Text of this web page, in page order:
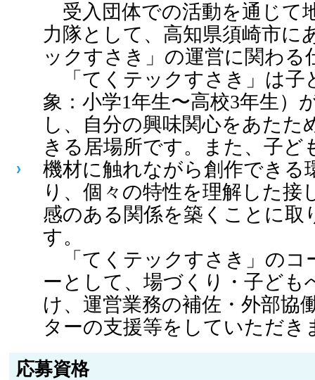
受入団体での活動を通じて
力隊として、高知県須崎市に
ックすさき」の運営に関わる
「てくテックすさき」は子
象：小学1年生〜高校3年生）
し、自分の興味関心をあたた
きる居場所です。また、子ど
機材に触れながら創作できる
り、個々の特性を理解した接
感のある関係を築くことに取
す。
「てくテックすさき」のコ
ーとして、場づくり・子ども
け、運営業務の補佐・外部協
ターの支援等をしていただき
応募資格